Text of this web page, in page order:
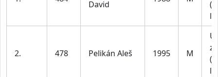
David
2. 478 Pelikán Aleš 1995 M